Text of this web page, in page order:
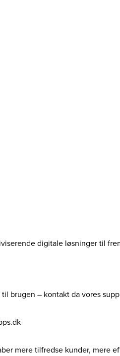
digitale løsninger til
brugen – kontakt da vores
mere tilfredse kunder, mere